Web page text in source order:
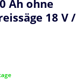
Ah ohne
18 V /